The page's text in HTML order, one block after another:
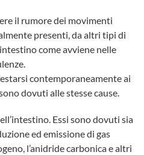
il rumore dei movimenti
presenti, da altri tipi di
come avviene nelle
contemporaneamente ai
dovuti alle stesse cause.
Essi sono dovuti sia
ed emissione di gas
l’anidride carbonica e altri